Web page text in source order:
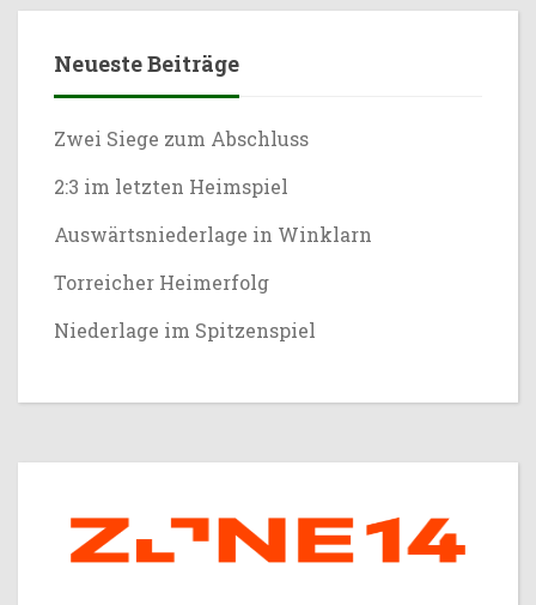
Neueste Beiträge
Zwei Siege zum Abschluss
2:3 im letzten Heimspiel
Auswärtsniederlage in Winklarn
Torreicher Heimerfolg
Niederlage im Spitzenspiel